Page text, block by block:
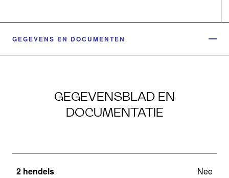
GEGEVENS EN DOCUMENTEN
GEGEVENSBLAD EN
DOCUMENTATIE
2 hendels Nee